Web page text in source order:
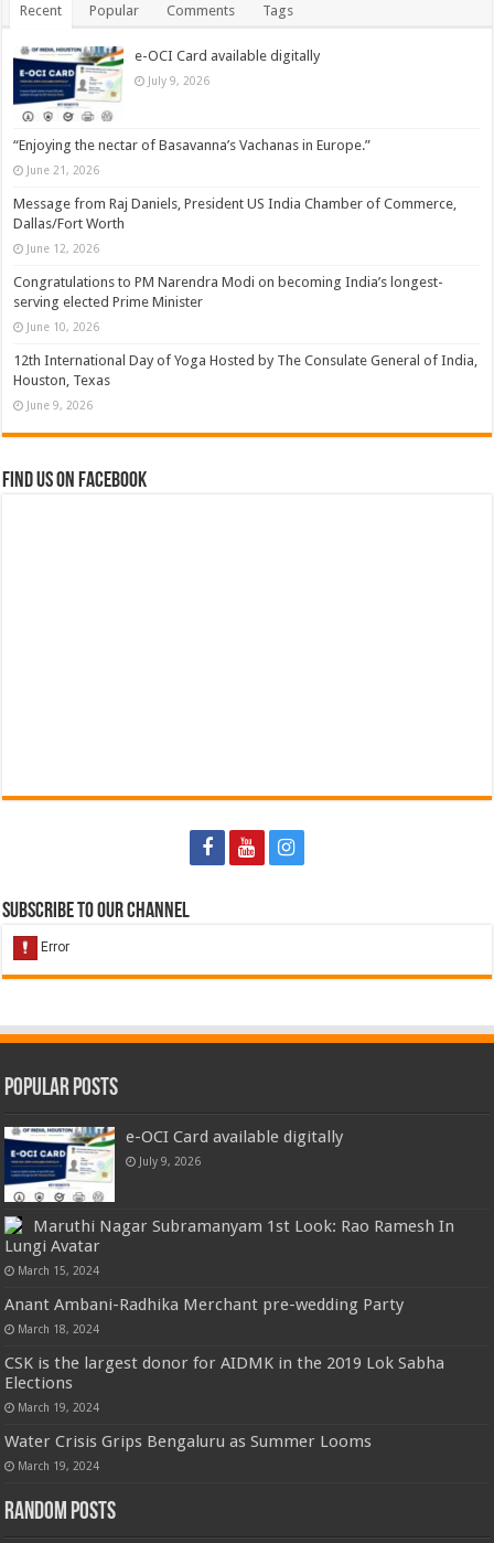
Recent Popular Comments Tags
e-OCI Card available digitally
July 9, 2026
“Enjoying the nectar of Basavanna’s Vachanas in Europe.”
June 21, 2026
Message from Raj Daniels, President US India Chamber of Commerce,
Dallas/Fort Worth
June 12, 2026
Congratulations to PM Narendra Modi on becoming India’s longest-
serving elected Prime Minister
June 10, 2026
12th International Day of Yoga Hosted by The Consulate General of India,
Houston, Texas
June 9, 2026
Find us on Facebook
Subscribe to our Channel
Popular Posts
e-OCI Card available digitally
July 9, 2026
Maruthi Nagar Subramanyam 1st Look: Rao Ramesh In
Lungi Avatar
March 15, 2024
Anant Ambani-Radhika Merchant pre-wedding Party
March 18, 2024
CSK is the largest donor for AIDMK in the 2019 Lok Sabha
Elections
March 19, 2024
Water Crisis Grips Bengaluru as Summer Looms
March 19, 2024
Random Posts